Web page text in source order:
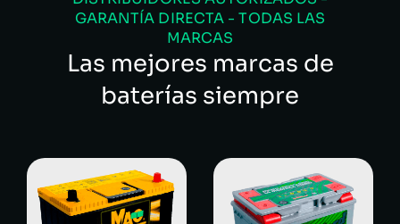
GARANTÍA DIRECTA - TODAS LAS
MARCAS
Las mejores marcas de
baterías siempre